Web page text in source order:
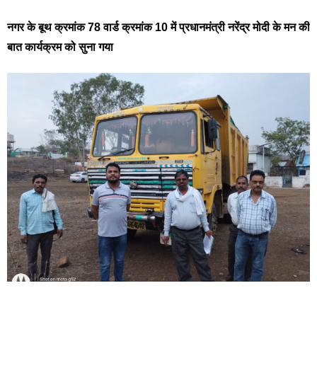
नगर के बूथ क्रमांक 78 वार्ड क्रमांक 10 में प्रधानमंत्री नरेंद्र मोदी के मन की
बात कार्यक्रम को सुना गया